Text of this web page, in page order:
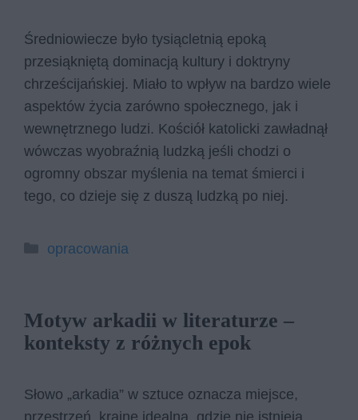
Średniowiecze było tysiącletnią epoką
przesiąkniętą dominacją kultury i doktryny
chrześcijańskiej. Miało to wpływ na bardzo wiele
aspektów życia zarówno społecznego, jak i
wewnętrznego ludzi. Kościół katolicki zawładnął
wówczas wyobraźnią ludzką jeśli chodzi o
ogromny obszar myślenia na temat śmierci i
tego, co dzieje się z duszą ludzką po niej.
Kategorie
opracowania
Motyw arkadii w literaturze –
konteksty z różnych epok
Słowo „arkadia” w sztuce oznacza miejsce,
przestrzeń, krainę idealną, gdzie nie istnieją